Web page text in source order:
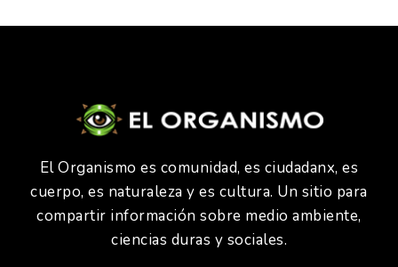
El Organismo es comunidad, es ciudadanx, es
cuerpo, es naturaleza y es cultura. Un sitio para
compartir información sobre medio ambiente,
ciencias duras y sociales.